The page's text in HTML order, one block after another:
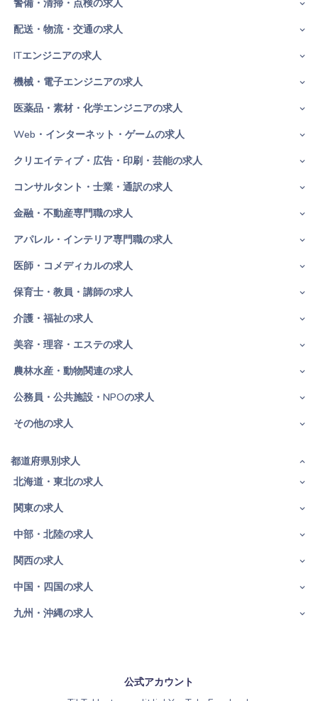
警備・清掃・点検の求人
配送・物流・交通の求人
ITエンジニアの求人
機械・電子エンジニアの求人
医薬品・素材・化学エンジニアの求人
Web・インターネット・ゲームの求人
クリエイティブ・広告・印刷・芸能の求人
コンサルタント・士業・通訳の求人
金融・不動産専門職の求人
アパレル・インテリア専門職の求人
医師・コメディカルの求人
保育士・教員・講師の求人
介護・福祉の求人
美容・理容・エステの求人
農林水産・動物関連の求人
公務員・公共施設・NPOの求人
その他の求人
都道府県別求人
北海道・東北の求人
関東の求人
中部・北陸の求人
関西の求人
中国・四国の求人
九州・沖縄の求人
公式アカウント